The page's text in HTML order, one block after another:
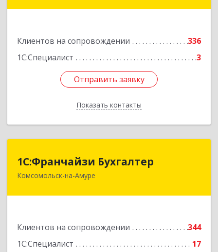
Клиентов на сопровождении
336
1С:Специалист
3
Отправить заявку
Показать контакты
Отправить заявку
Назад
1С:Франчайзи Бухгалтер
Комсомольск-на-Амуре
Клиентов на сопровождении
344
1С:Специалист
17
1С:Франчайзи Бухгалтер
681000, Хабаровский край, Комсомольск-на-
Подробнее